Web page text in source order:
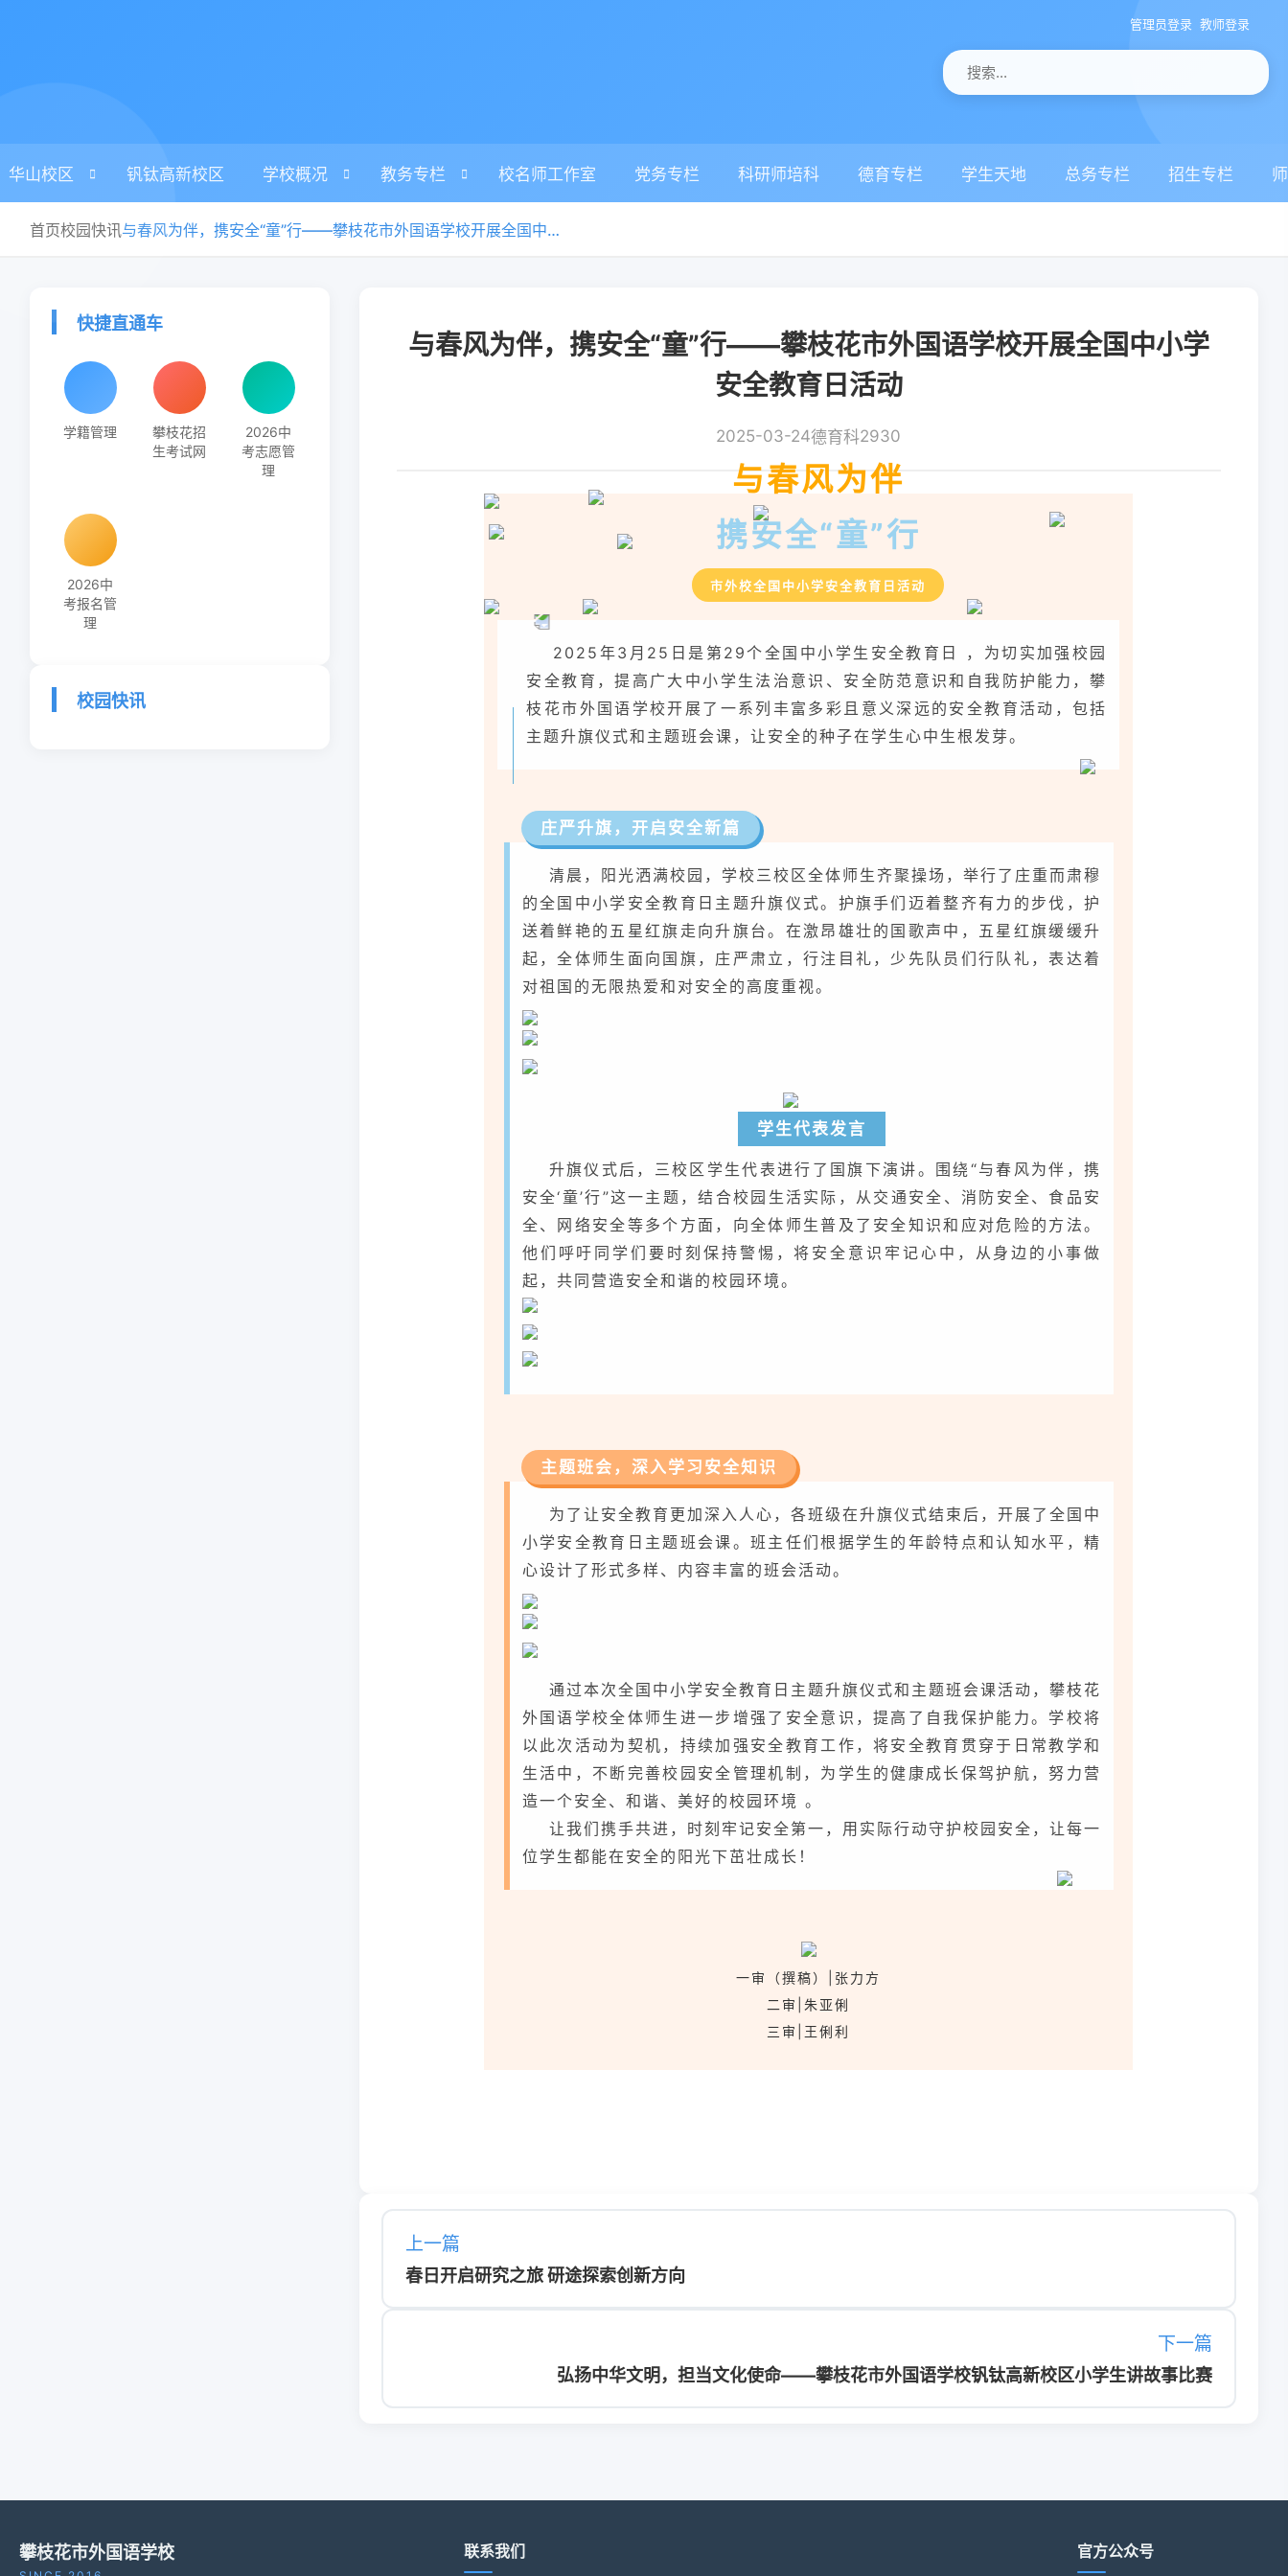
管理员登录 教师登录
华山校区 钒钛高新校区 学校概况 教务专栏 校名师工作室 党务专栏 科研师培科 德育专栏 学生天地 总务专栏 招生专栏
首页校园快讯 与春风为伴，携安全“童”行——攀枝花市外国语学校开展全国中小学安全教育日活动
快捷直通车
学籍管理
攀枝花招
生考试网
2026中
考志愿管
理
2026中
考报名管
理
校园快讯
与春风为伴，携安全“童”行——攀枝花市外国语学校开展全国中小学
安全教育日活动
2025-03-24德育科2930
与春风为伴
携安全“童”行
市外校全国中小学安全教育日活动
2025年3月25日是第29个全国中小学生安全教育日 ，为切实加强校园
安全教育，提高广大中小学生法治意识、安全防范意识和自我防护能力，攀
枝花市外国语学校开展了一系列丰富多彩且意义深远的安全教育活动，包括
主题升旗仪式和主题班会课，让安全的种子在学生心中生根发芽。
庄严升旗，开启安全新篇
清晨，阳光洒满校园，学校三校区全体师生齐聚操场，举行了庄重而肃穆
的全国中小学安全教育日主题升旗仪式。护旗手们迈着整齐有力的步伐，护
送着鲜艳的五星红旗走向升旗台。在激昂雄壮的国歌声中，五星红旗缓缓升
起，全体师生面向国旗，庄严肃立，行注目礼，少先队员们行队礼，表达着
对祖国的无限热爱和对安全的高度重视。
学生代表发言
升旗仪式后，三校区学生代表进行了国旗下演讲。围绕“与春风为伴，携
安全‘童’行”这一主题，结合校园生活实际，从交通安全、消防安全、食品安
全、网络安全等多个方面，向全体师生普及了安全知识和应对危险的方法。
他们呼吁同学们要时刻保持警惕，将安全意识牢记心中，从身边的小事做
起，共同营造安全和谐的校园环境。
主题班会，深入学习安全知识
为了让安全教育更加深入人心，各班级在升旗仪式结束后，开展了全国中
小学安全教育日主题班会课。班主任们根据学生的年龄特点和认知水平，精
心设计了形式多样、内容丰富的班会活动。
通过本次全国中小学安全教育日主题升旗仪式和主题班会课活动，攀枝花
外国语学校全体师生进一步增强了安全意识，提高了自我保护能力。学校将
以此次活动为契机，持续加强安全教育工作，将安全教育贯穿于日常教学和
生活中，不断完善校园安全管理机制，为学生的健康成长保驾护航，努力营
造一个安全、和谐、美好的校园环境 。
让我们携手共进，时刻牢记安全第一，用实际行动守护校园安全，让每一
位学生都能在安全的阳光下茁壮成长！
一审（撰稿）|张力方
二审|朱亚俐
三审|王俐利
上一篇
春日开启研究之旅 研途探索创新方向
下一篇
弘扬中华文明，担当文化使命——攀枝花市外国语学校钒钛高新校区小学生讲故事比赛
攀枝花市外国语学校 联系我们 官方公众号